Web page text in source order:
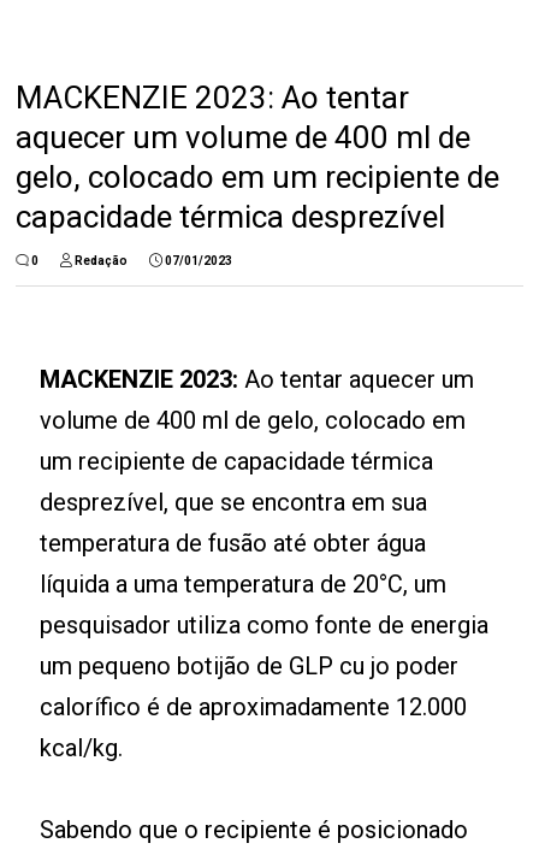
MACKENZIE 2023: Ao tentar
aquecer um volume de 400 ml de
gelo, colocado em um recipiente de
capacidade térmica desprezível
0 Redação 07/01/2023
MACKENZIE 2023:Ao tentar aquecer um
volume de 400 ml de gelo, colocado em
um recipiente de capacidade térmica
desprezível, que se encontra em sua
temperatura de fusão até obter água
líquida a uma temperatura de 20°C, um
pesquisador utiliza como fonte de energia
um pequeno botijão de GLP cu jo poder
calorífico é de aproximadamente 12.000
kcal/kg.
Sabendo que o recipiente é posicionado